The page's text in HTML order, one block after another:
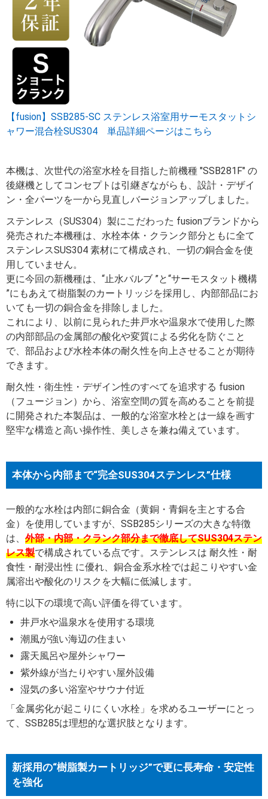
【fusion】SSB285-SC ステンレス浴室用サーモスタットシ
ャワー混合栓SUS304 単品詳細ページはこちら
本機は、次世代の浴室水栓を目指した前機種 "SSB281F" の
後継機としてコンセプトは引継ぎながらも、設計・デザイ
ン・全パーツを一から見直しバージョンアップしました。
ステンレス（SUS304）製にこだわった fusionブランドから
発売された本機種は、水栓本体・クランク部分ともに全て
ステンレスSUS304 素材にて構成され、一切の銅合金を使
用していません。
更に今回の新機種は、“止水バルブ ”と“サーモスタット機構
”にもあえて樹脂製のカートリッジを採用し、内部部品にお
いても一切の銅合金を排除しました。
これにより、以前に見られた井戸水や温泉水で使用した際
の内部部品の金属部の酸化や変質による劣化を防ぐこと
で、部品および水栓本体の耐久性を向上させることが期待
できます。
耐久性・衛生性・デザイン性のすべてを追求する fusion
（フュージョン）から、浴室空間の質を高めることを前提
に開発された本製品は、一般的な浴室水栓とは一線を画す
堅牢な構造と高い操作性、美しさを兼ね備えています。
本体から内部まで“完全SUS304ステンレス”仕様
一般的な水栓は内部に銅合金（黄銅・青銅を主とする合
金）を使用していますが、SSB285シリーズの大きな特徴
は、 外部・内部・クランク部分まで徹底してSUS304ステン
レス製で構成されている点です。ステンレスは 耐久性・耐
食性・耐浸出性 に優れ、銅合金系水栓では起こりやすい金
属溶出や酸化のリスクを大幅に低減します。
特に以下の環境で高い評価を得ています。
井戸水や温泉水を使用する環境
潮風が強い海辺の住まい
露天風呂や屋外シャワー
紫外線が当たりやすい屋外設備
湿気の多い浴室やサウナ付近
「金属劣化が起こりにくい水栓」を求めるユーザーにとっ
て、SSB285は理想的な選択肢となります。
新採用の“樹脂製カートリッジ”で更に長寿命・安定性
を強化